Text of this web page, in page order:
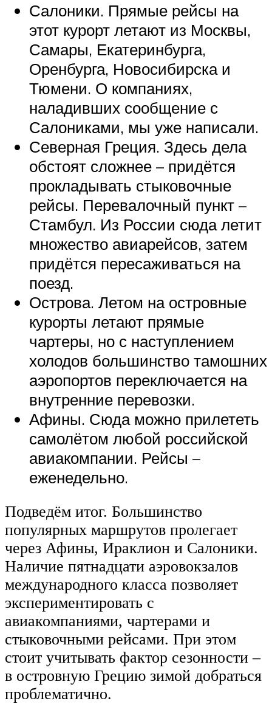
Салоники. Прямые рейсы на
этот курорт летают из Москвы,
Самары, Екатеринбурга,
Оренбурга, Новосибирска и
Тюмени. О компаниях,
наладивших сообщение с
Салониками, мы уже написали.
Северная Греция. Здесь дела
обстоят сложнее – придётся
прокладывать стыковочные
рейсы. Перевалочный пункт –
Стамбул. Из России сюда летит
множество авиарейсов, затем
придётся пересаживаться на
поезд.
Острова. Летом на островные
курорты летают прямые
чартеры, но с наступлением
холодов большинство тамошних
аэропортов переключается на
внутренние перевозки.
Афины. Сюда можно прилететь
самолётом любой российской
авиакомпании. Рейсы –
еженедельно.
Подведём итог. Большинство
популярных маршрутов пролегает
через Афины, Ираклион и Салоники.
Наличие пятнадцати аэровокзалов
международного класса позволяет
экспериментировать с
авиакомпаниями, чартерами и
стыковочными рейсами. При этом
стоит учитывать фактор сезонности –
в островную Грецию зимой добраться
проблематично.